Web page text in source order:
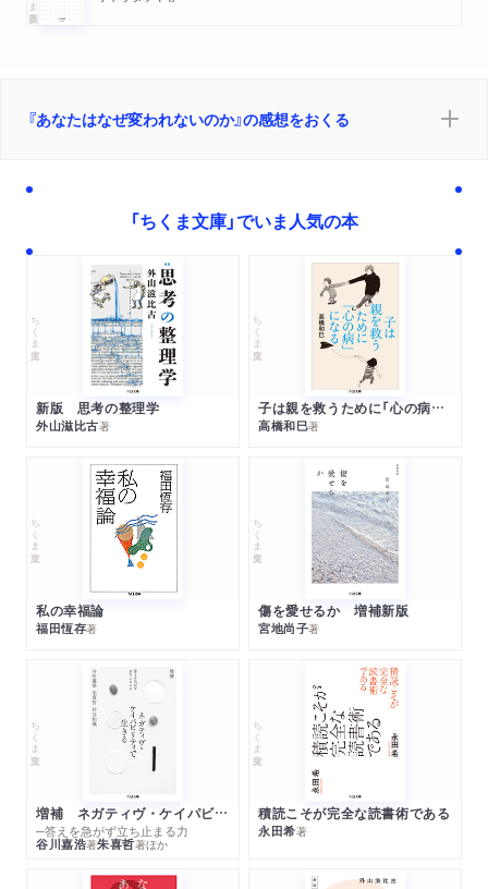
『あなたはなぜ変われないのか』の感想をおくる
「ちくま文庫」でいま人気の本
ちくま文庫
新版 思考の整理学
外山滋比古著
ちくま文庫
子は親を救うために「心の病」になる
高橋和巳著
ちくま文庫
私の幸福論
福田恆存著
ちくま文庫
傷を愛せるか 増補新版
宮地尚子著
ちくま文庫
増補 ネガティヴ・ケイパビリティで生きる
─答えを急がず立ち止まる力
谷川嘉浩著朱喜哲著ほか
ちくま文庫
積読こそが完全な読書術である
永田希著